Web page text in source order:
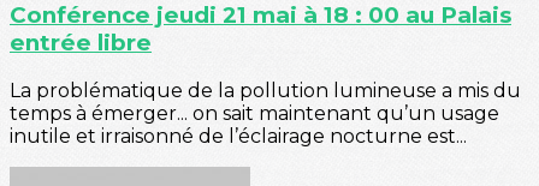
Conférence jeudi 21 mai à 18 : 00 au Palais
entrée libre
La problématique de la pollution lumineuse a mis du
temps à émerger... on sait maintenant qu’un usage
inutile et irraisonné de l’éclairage nocturne est...